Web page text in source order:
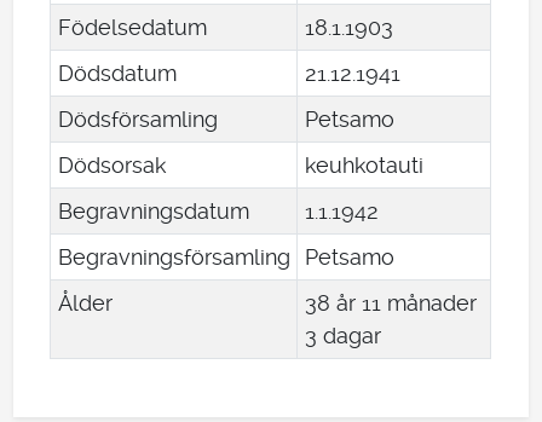
Födelsedatum
181 1903
Dödsdatum
21 121941
Dödsförsamling
Petsamo
Dödsorsak
keuhkotauti
Begravningsdatum
1 1 1942
Begravningsförsamling
Petsamo
Ålder
38 år 11 månader
3 dagar